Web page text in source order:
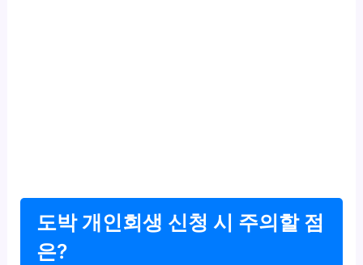
도박 개인회생 신청 시 주의할 점
은?